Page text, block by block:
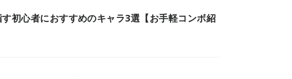
す初心者におすすめのキャラ3選【お手軽コンボ紹